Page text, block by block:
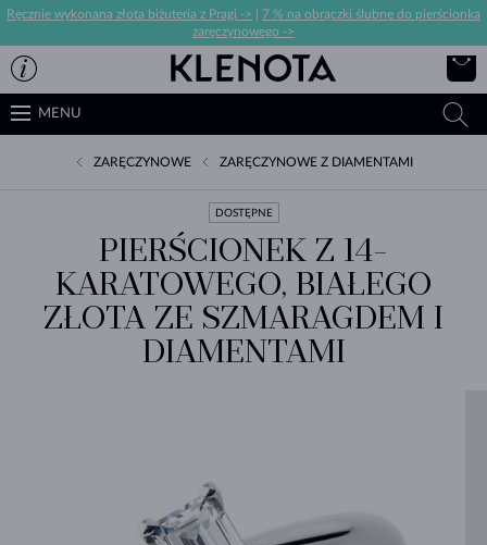
Ręcznie wykonana złota biżuteria z Pragi ->
7 % na obrączki ślubne do pierścionka
zaręczynowego ->
MENU
ZARĘCZYNOWE ZARĘCZYNOWE Z DIAMENTAMI
DOSTĘPNE
PIERŚCIONEK Z 14-
KARATOWEGO, BIAŁEGO
ZŁOTA ZE SZMARAGDEM I
DIAMENTAMI